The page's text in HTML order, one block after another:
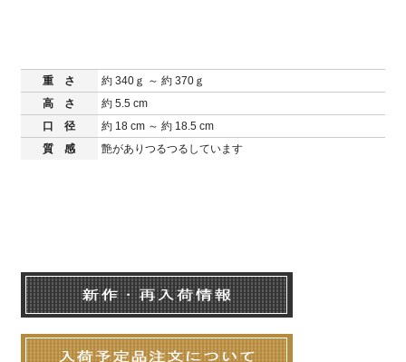
重 さ
約 340ｇ ～ 約 370ｇ
高 さ
約 5.5 cm
口 径
約 18 cm ～ 約 18.5 cm
質 感
艶がありつるつるしています